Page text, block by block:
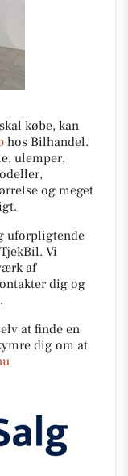
købe, kan
hos Bilhandel.
ulemper,
og meget
uforpligtende
Vi
af
dig og
at finde en
dig om at